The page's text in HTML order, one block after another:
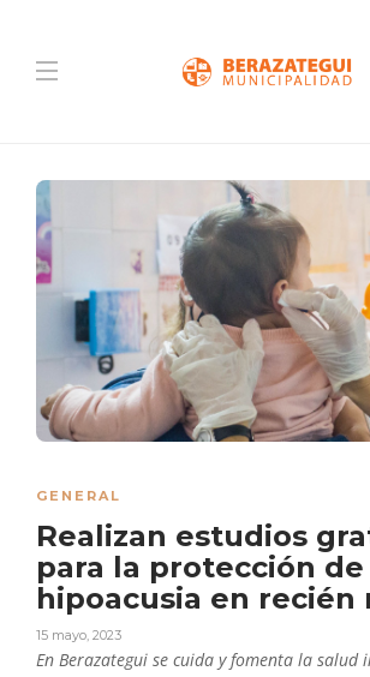
GENERAL
Realizan estudios
para la protección de
hipoacusia en recién
15 mayo, 2023
En Berazategui se cuida y fomenta la salud